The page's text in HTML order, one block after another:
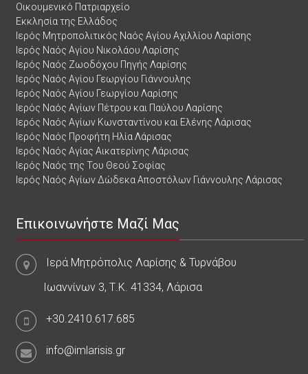
Οικουμενικό Πατριαρχείο
Εκκλησία της Ελλάδος
Ιερός Μητροπολιτικός Ναός Αγίου Αχιλλίου Λαρίσης
Ιερός Ναός Αγίου Νικολάου Λαρίσης
Ιερός Ναός Ζωοδόχου Πηγής Λαρίσης
Ιερός Ναός Αγίου Γεωργίου Γιάννουλης
Ιερός Ναός Αγίου Γεωργίου Λαρίσης
Ιερός Ναός Αγίων Πέτρου και Παύλου Λαρίσης
Ιερός Ναός Αγίων Κωνσταντίνου και Ελένης Λάρισας
Ιερός Ναός Προφήτη Ηλία Λάρισας
Ιερός Ναός Αγίας Αικατερίνης Λάρισας
Ιερός Ναός της Του Θεού Σοφίας
Ιερός Ναός Αγίων Δώδεκα Αποστόλων Γιάννουλης Λάρισας
Επικοινωνήστε Μαζί Μας
Ιερά Μητρόπολις Λαρίσης & Τυρνάβου
Ιωαννίνων 3, Τ.Κ. 41334, Λάρισα
+30.2410.617.685
info@imlarisis.gr